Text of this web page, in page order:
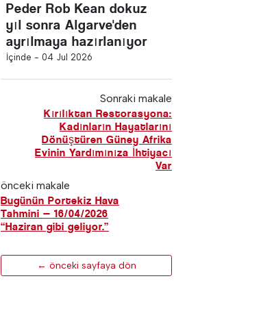
Peder Rob Kean dokuz
yıl sonra Algarve'den
ayrılmaya hazırlanıyor
İçinde - 04 Jul 2026
Sonraki makale
Kırılıktan Restorasyona:
Kadınların Hayatlarını
Dönüştüren Güney Afrika
Evinin Yardımınıza İhtiyacı
Var
önceki makale
Bugünün Portekiz Hava
Tahmini — 16/04/2026
“Haziran gibi geliyor.”
← önceki sayfaya dön